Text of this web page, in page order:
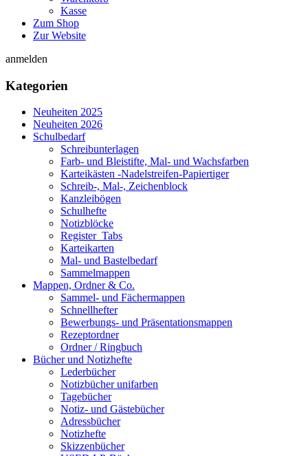
Kasse
Zum Shop
Zur Website
anmelden
Kategorien
Neuheiten 2025
Neuheiten 2026
Schulbedarf
Schreibunterlagen
Farb- und Bleistifte, Mal- und Wachsfarben
Karteikästen -Nadelstreifen-Papiertiger
Schreib-, Mal-, Zeichenblock
Kanzleibögen
Schulhefte
Notizblöcke
Register_Tabs
Karteikarten
Mal- und Bastelbedarf
Sammelmappen
Mappen, Ordner & Co.
Sammel- und Fächermappen
Schnellhefter
Bewerbungs- und Präsentationsmappen
Rezeptordner
Ordner / Ringbuch
Bücher und Notizhefte
Lederbücher
Notizbücher unifarben
Tagebücher
Notiz- und Gästebücher
Adressbücher
Notizhefte
Skizzenbücher